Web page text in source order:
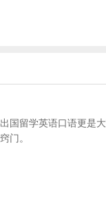
国留学英语口语更是
门。